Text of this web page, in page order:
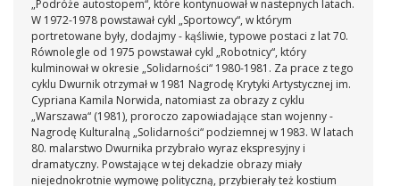
„Podróże autostopem“, które kontynuował w nastepnych latach.
W 1972-1978 powstawał cykl „Sportowcy“, w którym
portretowane były, dodajmy - kąśliwie, typowe postaci z lat 70.
Równolegle od 1975 powstawał cykl „Robotnicy“, który
kulminował w okresie „Solidarności“ 1980-1981. Za prace z tego
cyklu Dwurnik otrzymał w 1981 Nagrodę Krytyki Artystycznej im.
Cypriana Kamila Norwida, natomiast za obrazy z cyklu
„Warszawa“ (1981), proroczo zapowiadające stan wojenny -
Nagrodę Kulturalną „Solidarności“ podziemnej w 1983. W latach
80. malarstwo Dwurnika przybrało wyraz ekspresyjny i
dramatyczny. Powstające w tej dekadzie obrazy miały
niejednokrotnie wymowę polityczną, przybierały też kostium